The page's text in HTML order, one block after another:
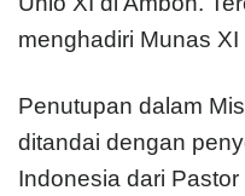
menghadiri Munas
Penutupan dalam
ditandai dengan
Indonesia dari